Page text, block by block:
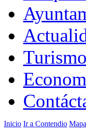
Turismo
Inicio Ir a Contendio